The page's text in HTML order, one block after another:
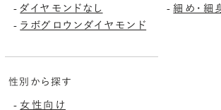
-ダイヤモンドなし
- ラボグロウンダイヤモンド
-細め・細
性別から探す
- 女性向け